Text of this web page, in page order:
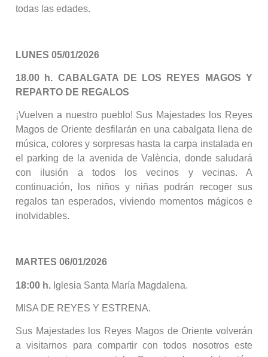
todas las edades.
LUNES 05/01/2026
18.00 h. CABALGATA DE LOS REYES MAGOS Y
REPARTO DE REGALOS
¡Vuelven a nuestro pueblo! Sus Majestades los Reyes
Magos de Oriente desfilarán en una cabalgata llena de
música, colores y sorpresas hasta la carpa instalada en
el parking de la avenida de València, donde saludará
con ilusión a todos los vecinos y vecinas. A
continuación, los niños y niñas podrán recoger sus
regalos tan esperados, viviendo momentos mágicos e
inolvidables.
MARTES 06/01/2026
18:00 h. Iglesia Santa María Magdalena.
MISA DE REYES Y ESTRENA.
Sus Majestades los Reyes Magos de Oriente volverán
a visitarnos para compartir con todos nosotros este